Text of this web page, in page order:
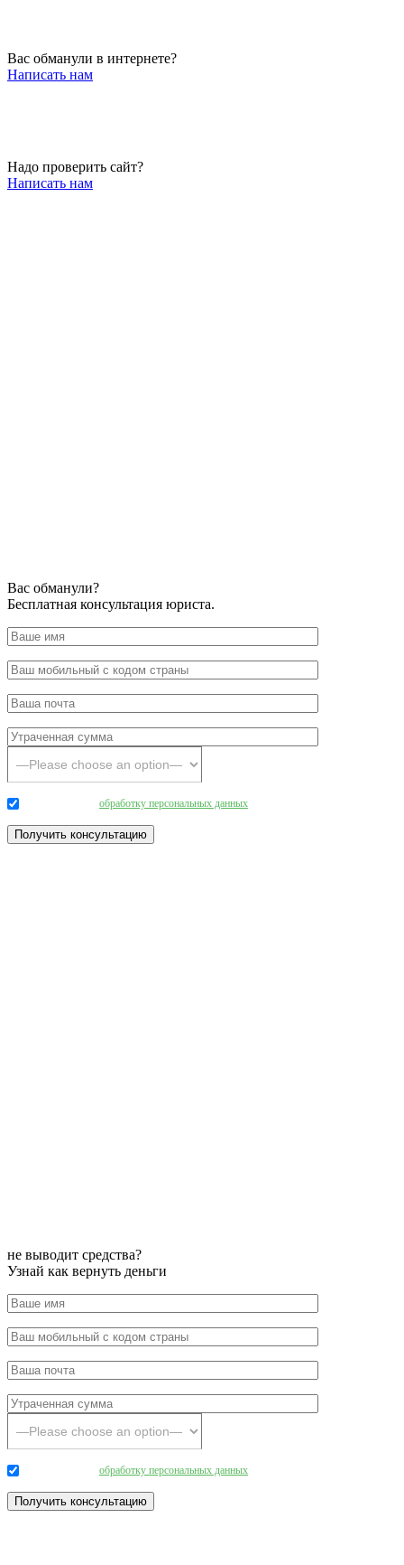
Вас обманули в интернете?
Написать нам
Надо проверить сайт?
Написать нам
Вас обманули?
Бесплатная консультация юриста.
обработку персональных данных
не выводит средства?
Узнай как вернуть деньги
обработку персональных данных